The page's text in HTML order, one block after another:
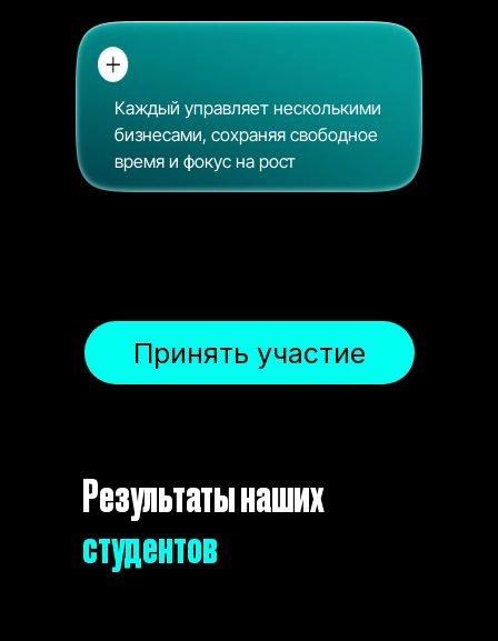
Каждый управляет несколькими
бизнесами, сохраняя свободное
время и фокус на рост
Принять участие
Результаты наших
студентов